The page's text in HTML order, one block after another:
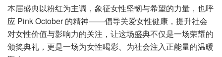
本届盛典以粉红为主调，象征女性坚韧与希望的力量，也呼
应 Pink October 的精神——倡导关爱女性健康，提升社会
对女性价值与影响力的关注，让这场盛典不仅是一场荣耀的
颁奖典礼，更是一场为女性喝彩、为社会注入正能量的温暖